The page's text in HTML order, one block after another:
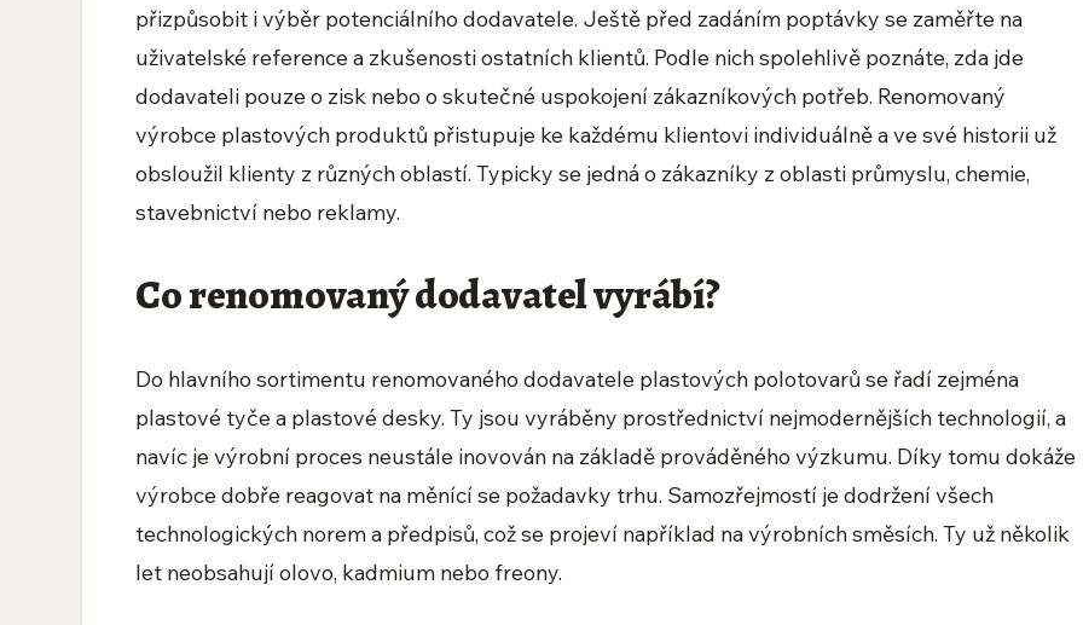
přizpůsobit i výběr potenciálního dodavatele. Ještě před zadáním poptávky se zaměřte na
uživatelské reference a zkušenosti ostatních klientů. Podle nich spolehlivě poznáte, zda jde
dodavateli pouze o zisk nebo o skutečné uspokojení zákazníkových potřeb. Renomovaný
výrobce plastových produktů přistupuje ke každému klientovi individuálně a ve své historii už
obsloužil klienty z různých oblastí. Typicky se jedná o zákazníky z oblasti průmyslu, chemie,
stavebnictví nebo reklamy.
Co renomovaný dodavatel vyrábí?
Do hlavního sortimentu renomovaného dodavatele plastových polotovarů se řadí zejména
plastové tyče a plastové desky. Ty jsou vyráběny prostřednictví nejmodernějších technologií, a
navíc je výrobní proces neustále inovován na základě prováděného výzkumu. Díky tomu dokáže
výrobce dobře reagovat na měnící se požadavky trhu. Samozřejmostí je dodržení všech
technologických norem a předpisů, což se projeví například na výrobních směsích. Ty už několik
let neobsahují olovo, kadmium nebo freony.